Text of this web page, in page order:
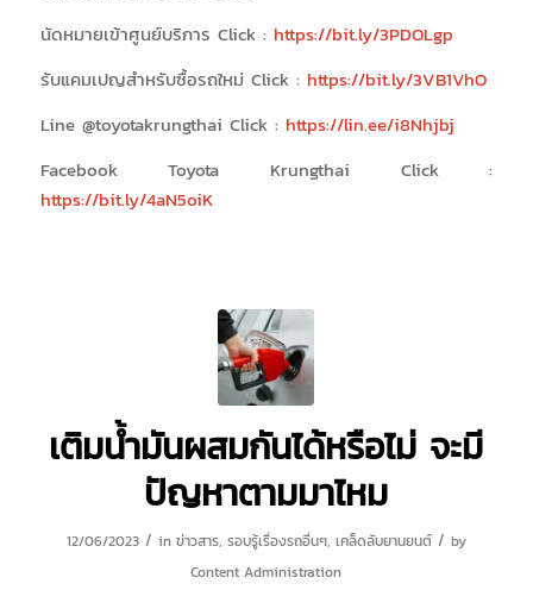
นัดหมายเข้าศูนย์บริการ Click : https://bit.ly/3PDOLgp
รับแคมเปญสำหรับซื้อรถใหม่ Click : https://bit.ly/3VB1VhO
Line @toyotakrungthai Click : https://lin.ee/i8Nhjbj
Facebook Toyota Krungthai Click :
https://bit.ly/4aN5oiK
เติมน้ำมันผสมกันได้หรือไม่ จะมี
ปัญหาตามมาไหม
12/06/2023 / in ข่าวสาร, รอบรู้เรื่องรถอื่นๆ, เคล็ดลับยานยนต์ / by
Content Administration